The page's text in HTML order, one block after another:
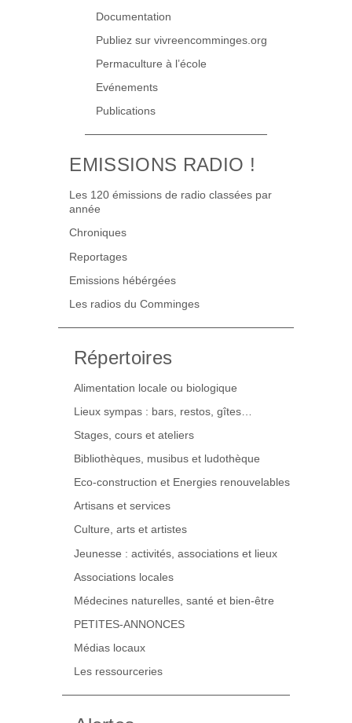
Documentation
Publiez sur vivreencomminges.org
Permaculture à l’école
Evénements
Publications
EMISSIONS RADIO !
Les 120 émissions de radio classées par
année
Chroniques
Reportages
Emissions hébérgées
Les radios du Comminges
Répertoires
Alimentation locale ou biologique
Lieux sympas : bars, restos, gîtes…
Stages, cours et ateliers
Bibliothèques, musibus et ludothèque
Eco-construction et Energies renouvelables
Artisans et services
Culture, arts et artistes
Jeunesse : activités, associations et lieux
Associations locales
Médecines naturelles, santé et bien-être
PETITES-ANNONCES
Médias locaux
Les ressourceries